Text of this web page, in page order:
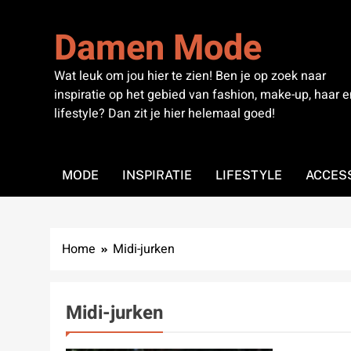
Damen Mode
Wat leuk om jou hier te zien! Ben je op zoek naar
inspiratie op het gebied van fashion, make-up, haar
lifestyle? Dan zit je hier helemaal goed!
MODE INSPIRATIE LIFESTYLE
Home Midi-jurken
Midi-jurken